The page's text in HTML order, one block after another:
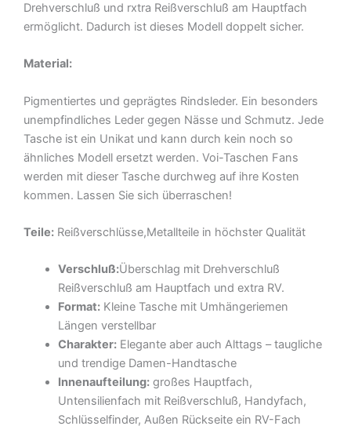
Drehverschluß und rxtra Reißverschluß am Hauptfach
ermöglicht. Dadurch ist dieses Modell doppelt sicher.
Material:
Pigmentiertes und geprägtes Rindsleder. Ein besonders
unempfindliches Leder gegen Nässe und Schmutz. Jede
Tasche ist ein Unikat und kann durch kein noch so
ähnliches Modell ersetzt werden. Voi-Taschen Fans
werden mit dieser Tasche durchweg auf ihre Kosten
kommen. Lassen Sie sich überraschen!
Teile: Reißverschlüsse,Metallteile in höchster Qualität
Verschluß:Überschlag mit Drehverschluß
Reißverschluß am Hauptfach und extra RV.
Format:Kleine Tasche mit Umhängeriemen
Längen verstellbar
Charakter:Elegante aber auch Alttags – taugliche
und trendige Damen-Handtasche
Innenaufteilung:großes Hauptfach,
Untensilienfach mit Reißverschluß, Handyfach,
Schlüsselfinder, Außen Rückseite ein RV-Fach